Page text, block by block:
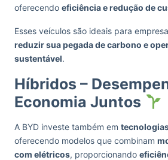
oferecendo eficiência e redução de
Esses veículos são ideais para
reduzir sua pegada de carbono e
sustentável.
Híbridos –
Economia Juntos
A BYD investe também em
oferecendo modelos que combinam
com elétricos, proporcionando